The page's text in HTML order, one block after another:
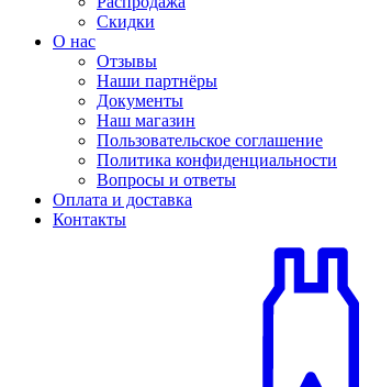
Скидки
О нас
Отзывы
Наши партнёры
Документы
Наш магазин
Пользовательское соглашение
Политика конфиденциальности
Вопросы и ответы
Оплата и доставка
Контакты